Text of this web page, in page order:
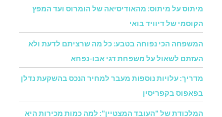
מיתוס על מיתוס: מהאודיסיאה של הומרוס ועד המפץ
הקוסמי של דיוויד בואי
המשפחה הכי נפוחה בטבע: כל מה שרציתם לדעת ולא
העזתם לשאול על משפחת דגי אבו-נפחא
מדריך: עלויות נוספות מעבר למחיר הנכס בהשקעת נדלן
בפאפוס בקפריסין
המלכודת של "העובד המצטיין": למה כמות מכירות היא